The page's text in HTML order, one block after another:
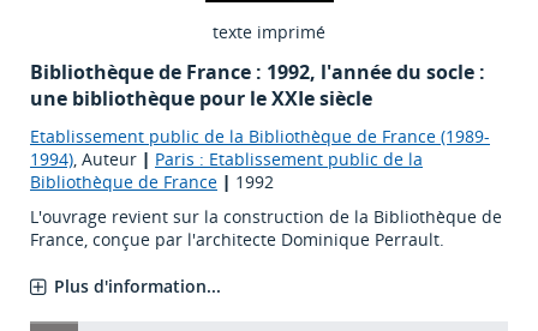
texte imprimé
Bibliothèque de France : 1992, l'année du socle :
une bibliothèque pour le XXIe siècle
Etablissement public de la Bibliothèque de France (1989-
1994), Auteur | Paris : Etablissement public de la
Bibliothèque de France | 1992
L'ouvrage revient sur la construction de la Bibliothèque de
France, conçue par l'architecte Dominique Perrault.
Plus d'information...